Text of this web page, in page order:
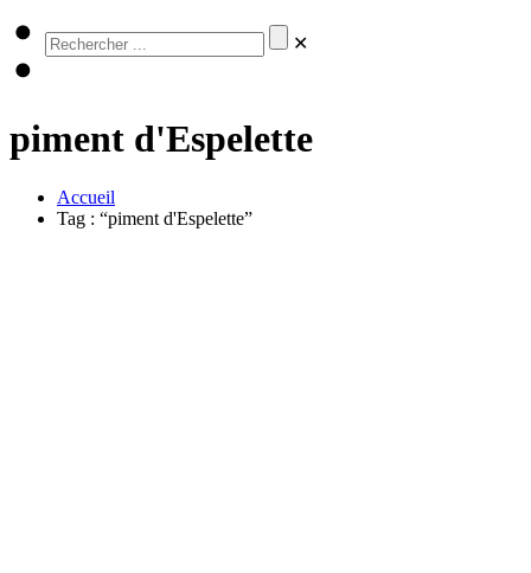
✕
piment d'Espelette
Accueil
Tag : “piment d'Espelette”